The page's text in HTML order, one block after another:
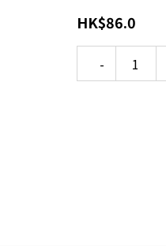
HK$86.0